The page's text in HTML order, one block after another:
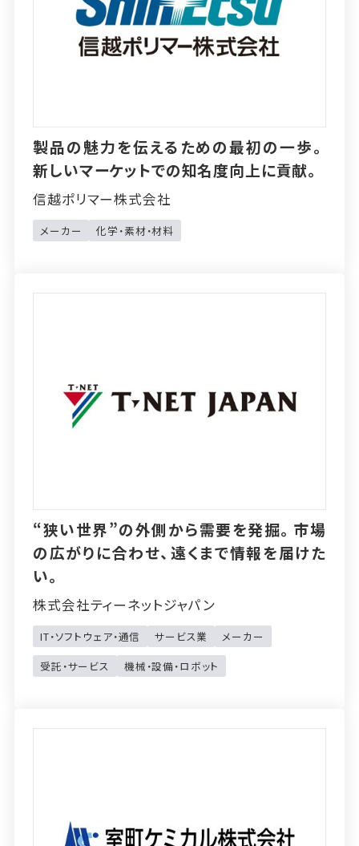
製品の魅力を伝えるための最初の一歩。
新しいマーケットでの知名度向上に貢献。
信越ポリマー株式会社
メーカー 化学・素材・材料
“狭い世界”の外側から需要を発掘。市場
の広がりに合わせ、遠くまで情報を届けた
い。
株式会社ティーネットジャパン
IT・ソフトウェア・通信 サービス業
メーカー
受託・サービス
機械・設備・ロボット